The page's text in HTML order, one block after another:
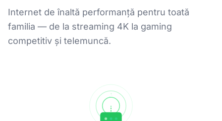
Internet de înaltă performanță pentru toată
familia — de la streaming 4K la gaming
competitiv și telemuncă.